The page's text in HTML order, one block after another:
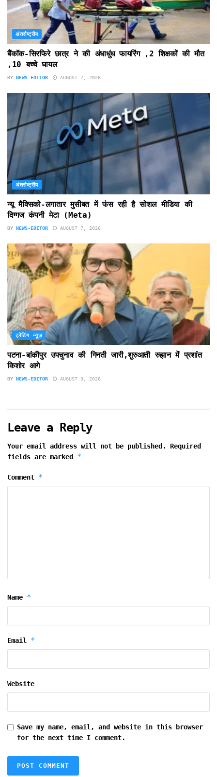
अंतर्राष्ट्रीय
बैंकॉक-सिरफिरे छात्र ने की अंधाधुंध फायरिंग ,2 शिक्षकों की मौत
,10 बच्चे घायल
BY NEWS-EDITOR AUGUST 7, 2026
अंतर्राष्ट्रीय
न्यू मैक्सिको-लगातार मुसीबत में फंस रही है सोशल मीडिया की
दिग्गज कंपनी मेटा (Meta)
BY NEWS-EDITOR AUGUST 7, 2026
ट्रेंडिंग न्यूज़
पटना-बांकीपुर उपचुनाव की गिनती जारी,शुरुआती रुझान में प्रशांत
किशोर आगे
BY NEWS-EDITOR AUGUST 3, 2026
Leave a Reply
Your email address will not be published.
Required
fields are marked *
Comment *
Name *
Email *
Website
Save my name, email, and website in this browser
for the next time I comment.